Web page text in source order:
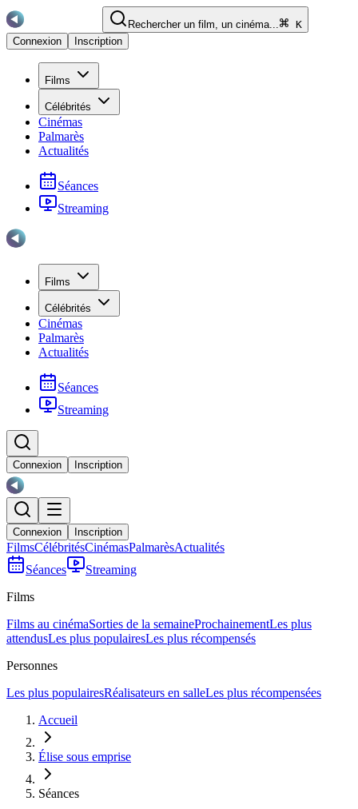
Rechercher un film, un cinéma...
K
Connexion
Inscription
Films
Célébrités
Cinémas
Palmarès
Actualités
Séances
Streaming
Films
Célébrités
Cinémas
Palmarès
Actualités
Séances
Streaming
Connexion Inscription
Connexion Inscription
FilmsCélébritésCinémasPalmarèsActualités
Séances
Streaming
Films
Films au cinémaSorties de la semaineProchainementLes plus
attendusLes plus populairesLes plus récompensés
Personnes
Les plus populairesRéalisateurs en salleLes plus récompensées
Accueil
Élise sous emprise
Séances